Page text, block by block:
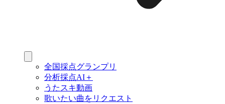
全国採点グランプリ
分析採点AI＋
うたスキ動画
歌いたい曲をリクエスト